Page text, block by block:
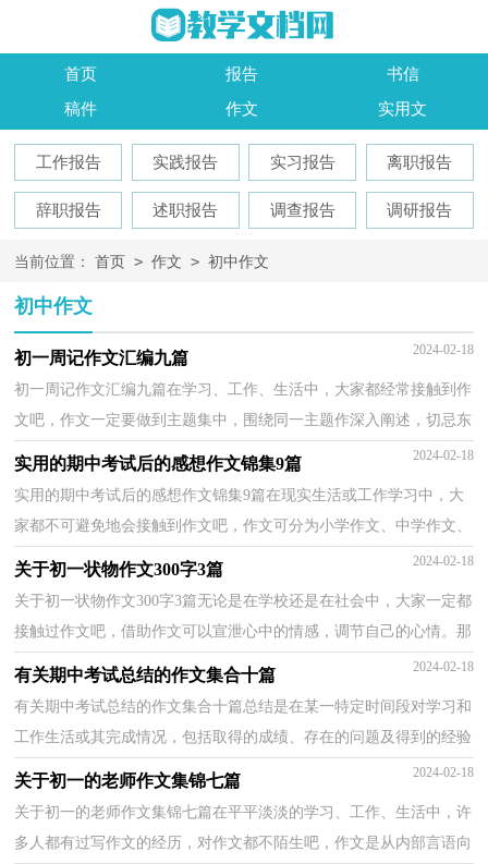
首页 报告
书信
稿件
作文 实用文
工作报告 实践报告 实习报告 离职报告
辞职报告 述职报告 调查报告 调研报告
当前位置： 首页 > 作文 > 初中作文
初中作文
初一周记作文汇编九篇 2024-02-18
初一周记作文汇编九篇在学习、工作、生活中，大家都经常接触到作
文吧，作文一定要做到主题集中，围绕同一主题作深入阐述，切忌东
拉西扯，主题涣散甚至无主题。作文的注意事项有许多，你...
实用的期中考试后的感想作文锦集9篇 2024-02-18
实用的期中考试后的感想作文锦集9篇在现实生活或工作学习中，大
家都不可避免地会接触到作文吧，作文可分为小学作文、中学作文、
大学作文（论文）。那么问题来了，到底应如何写一篇优...
关于初一状物作文300字3篇 2024-02-18
关于初一状物作文300字3篇无论是在学校还是在社会中，大家一定都
接触过作文吧，借助作文可以宣泄心中的情感，调节自己的心情。那
么问题来了，到底应如何写一篇优秀的作文呢？下面是小...
有关期中考试总结的作文集合十篇 2024-02-18
有关期中考试总结的作文集合十篇总结是在某一特定时间段对学习和
工作生活或其完成情况，包括取得的成绩、存在的问题及得到的经验
和教训加以回顾和分析的书面材料，它能够使头脑...
关于初一的老师作文集锦七篇 2024-02-18
关于初一的老师作文集锦七篇在平平淡淡的学习、工作、生活中，许
多人都有过写作文的经历，对作文都不陌生吧，作文是从内部言语向